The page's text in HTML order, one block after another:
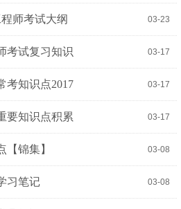
师考试大纲 03-23
考试复习知识 03-17
考知识点2017 03-17
要知识点积累 03-17
【锦集】 03-08
习笔记 03-08